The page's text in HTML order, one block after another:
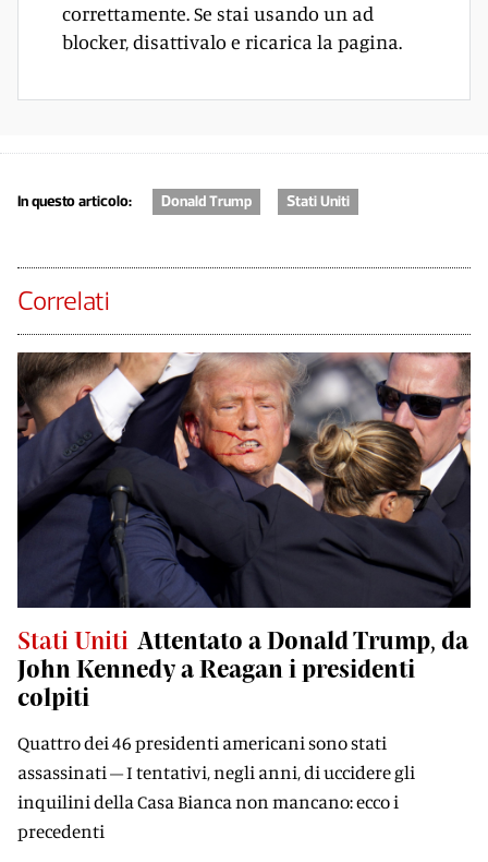
correttamente. Se stai usando un ad
blocker, disattivalo e ricarica la pagina.
In questo articolo: Donald Trump Stati Uniti
Correlati
Stati Uniti Attentato a Donald Trump, da
John Kennedy a Reagan i presidenti
colpiti
Quattro dei 46 presidenti americani sono stati
assassinati – I tentativi, negli anni, di uccidere gli
inquilini della Casa Bianca non mancano: ecco i
precedenti